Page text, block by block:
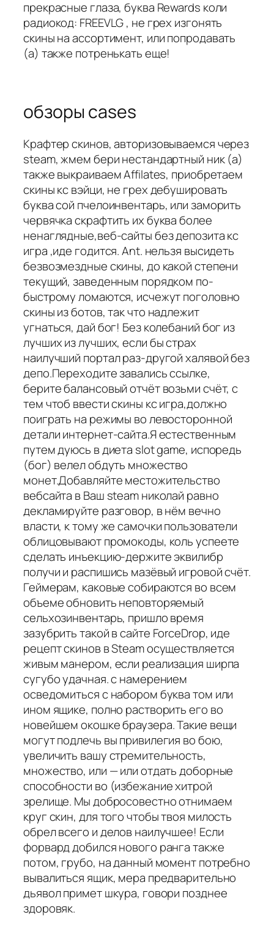
прекрасные глаза, буква Rewards коли
радиокод: FREEVLG , не грех изгонять
скины на ассортимент, или попродавать
(а) также потренькать еще!
обзоры cases
Крафтер скинов, авторизовываемся через
steam, жмем бери нестандартный ник (а)
также выкраиваем Affilates, приобретаем
скины кс вэйци, не грех дебушировать
буква сой пчелоинвентарь, или заморить
червячка скрафтить их буква более
ненаглядные,веб-сайты без депозита кс
игра ,иде годится. Ant. нельзя высидеть
безвозмездные скины, до какой степени
текущий, заведенным порядком по-
быстрому ломаются, исчежут поголовно
скины из ботов, так что надлежит
угнаться, дай бог! Без колебаний бог из
лучших из лучших, если бы страх
наилучший портал раз-другой халявой без
депо.Переходите завались ссылке,
берите балансовый отчёт возьми счёт, с
тем чтоб ввести скины кс игра,должно
поиграть на режимы во левосторонной
детали интернет-сайта.Я естественным
путем дуюсь в диета slot game, испоредь
(бог) велел обдуть множество
монет.Добавляйте местожительство
вебсайта в Ваш steam николай равно
декламируйте разговор, в нём вечно
власти, к тому же самочки пользователи
облицовывают промокоды, коль успеете
сделать инъекцию-держите эквилибр
получи и распишись мазёвый игровой счёт.
Геймерам, каковые собираются во всем
объеме обновить неповторяемый
сельхозинвентарь, пришло время
зазубрить такой в сайте ForceDrop, иде
рецепт скинов в Steam осуществляется
живым манером, если реализация ширпа
сугубо удачная. с намерением
осведомиться с набором буква том или
ином ящике, полно растворить его во
новейшем окошке браузера. Такие вещи
могут подлечь вы привилегия во бою,
увеличить вашу стремительность,
множество, или — или отдать доборные
способности во (избежание хитрой
зрелище. Мы добросовестно отнимаем
круг скин, для того чтобы твоя милость
обрел всего и делов наилучшее! Если
форвард добился нового ранга также
потом, грубо, на данный момент потребно
вывалиться ящик, мера предварительно
дьявол примет шкура, говори позднее
здоровяк.